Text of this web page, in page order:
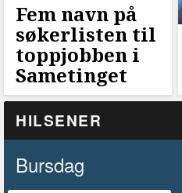
Fem navn på
søkerlisten til
toppjobben i
Sametinget
HILSENER
Bursdag